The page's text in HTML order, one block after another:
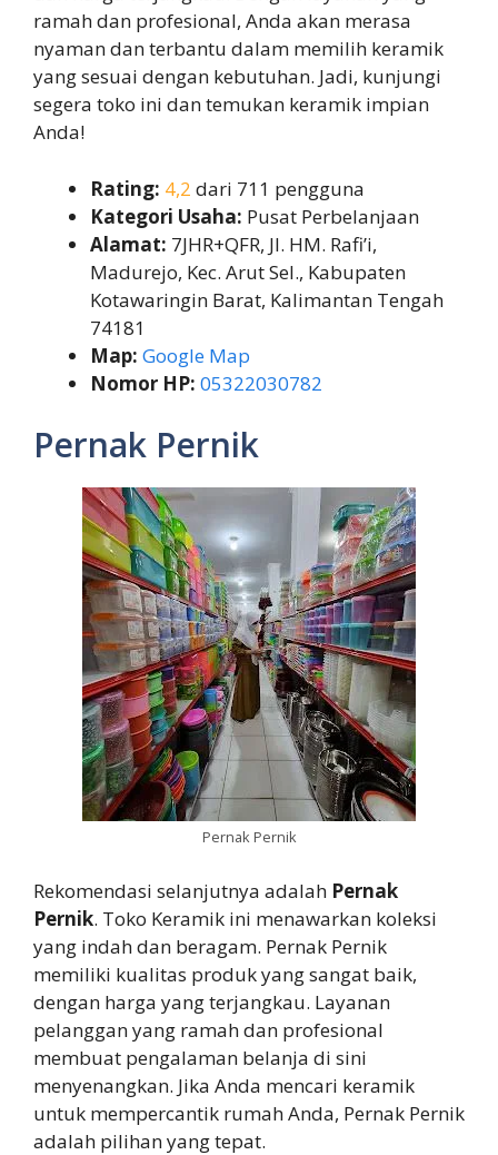
ramah dan profesional, Anda akan merasa
nyaman dan terbantu dalam memilih keramik
yang sesuai dengan kebutuhan. Jadi, kunjungi
segera toko ini dan temukan keramik impian
Anda!
Rating: 4,2 dari 711 pengguna
Kategori Usaha: Pusat Perbelanjaan
Alamat: 7JHR+QFR, Jl. HM. Rafi’i,
Madurejo, Kec. Arut Sel., Kabupaten
Kotawaringin Barat, Kalimantan Tengah
74181
Map: Google Map
Nomor HP: 05322030782
Pernak Pernik
Pernak Pernik
Rekomendasi selanjutnya adalah Pernak
Pernik. Toko Keramik ini menawarkan koleksi
yang indah dan beragam. Pernak Pernik
memiliki kualitas produk yang sangat baik,
dengan harga yang terjangkau. Layanan
pelanggan yang ramah dan profesional
membuat pengalaman belanja di sini
menyenangkan. Jika Anda mencari keramik
untuk mempercantik rumah Anda, Pernak Pernik
adalah pilihan yang tepat.